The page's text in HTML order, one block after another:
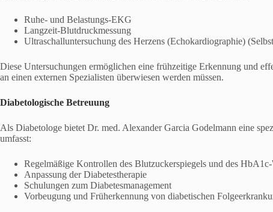
Ruhe- und Belastungs-EKG
Langzeit-Blutdruckmessung
Ultraschalluntersuchung des Herzens (Echokardiographie)
Diese Untersuchungen ermöglichen eine frühzeitige Erkennung und
an einen externen Spezialisten überwiesen werden müssen.
Diabetologische Betreuung
Als Diabetologe bietet Dr. med. Alexander Garcia Godelmann eine
umfasst:
Regelmäßige Kontrollen des Blutzuckerspiegels und des HbA1c-
Anpassung der Diabetestherapie
Schulungen zum Diabetesmanagement
Vorbeugung und Früherkennung von diabetischen